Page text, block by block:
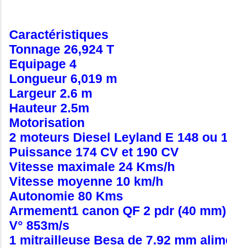
Caractéristiques
Tonnage 26,924 T
Equipage 4
Longueur 6,019 m
Largeur 2.6 m
Hauteur 2.5m
Motorisation
2 moteurs Diesel Leyland E 148 ou
Puissance 174 CV et 190 CV
Vitesse maximale 24 Kms/h
Vitesse moyenne 10 km/h
Autonomie 80 Kms
Armement1 canon QF 2 pdr (40
V° 853m/s
1 mitrailleuse Besa de 7.92 mm